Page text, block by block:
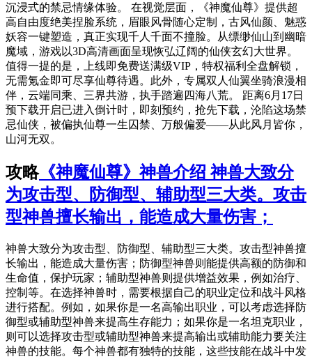
沉浸式的禁忌情缘体验。 在视觉层面，《神魔仙尊》提供超
高自由度绝美捏脸系统，眉眼风骨随心定制，古风仙颜、魅惑
妖容一键塑造，真正实现千人千面不撞脸。从缥缈仙山到幽暗
魔域，游戏以3D高清画面呈现恢弘辽阔的仙侠玄幻大世界。
值得一提的是，上线即免费送满级VIP，特权福利全盘解锁，
无需氪金即可尽享仙尊待遇。此外，专属双人仙翼坐骑浪漫相
伴，云端同乘、三界共游，执手踏遍四海八荒。 距离6月17日
预下载开启已进入倒计时，即刻预约，抢先下载，沦陷这场禁
忌仙侠，被偏执仙尊一生囚禁、万般偏爱——从此风月皆你，
山河无双。
攻略《神魔仙尊》神兽介绍 神兽大致分
为攻击型、防御型、辅助型三大类。攻击
型神兽擅长输出，能造成大量伤害；
神兽大致分为攻击型、防御型、辅助型三大类。攻击型神兽擅
长输出，能造成大量伤害；防御型神兽则能提供高额的防御和
生命值，保护玩家；辅助型神兽则提供增益效果，例如治疗、
控制等。在选择神兽时，需要根据自己的职业定位和战斗风格
进行搭配。例如，如果你是一名高输出职业，可以考虑选择防
御型或辅助型神兽来提高生存能力；如果你是一名坦克职业，
则可以选择攻击型或辅助型神兽来提高输出或辅助能力要关注
神兽的技能。每个神兽都有独特的技能，这些技能在战斗中发